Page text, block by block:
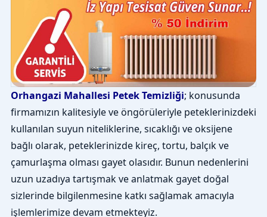
Orhangazi Mahallesi Petek Temizliği; konusunda
firmamızın kalitesiyle ve öngörüleriyle peteklerinizdeki
kullanılan suyun niteliklerine, sıcaklığı ve oksijene
bağlı olarak, peteklerinizde kireç, tortu, balçık ve
çamurlaşma olması gayet olasıdır. Bunun nedenlerini
uzun uzadıya tartışmak ve anlatmak gayet doğal
sizlerinde bilgilenmesine katkı sağlamak amacıyla
işlemlerimize devam etmekteyiz.